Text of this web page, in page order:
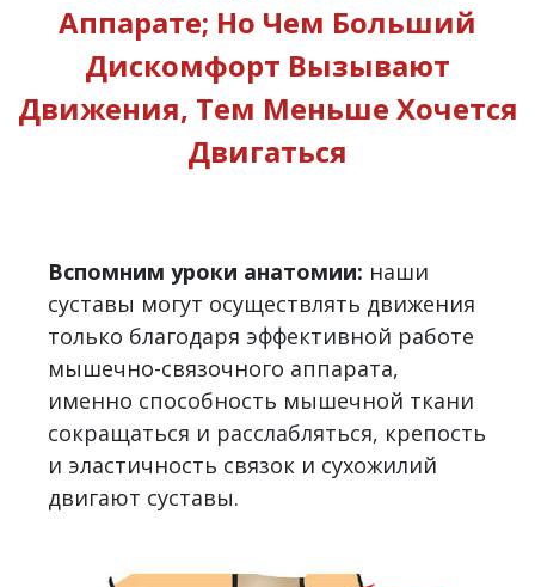
Аппарате; Но Чем Больший
Дискомфорт Вызывают
Движения, Тем Меньше Хочется
Двигаться
Вспомним уроки анатомии: наши
суставы могут осуществлять движения
только благодаря эффективной работе
мышечно-связочного аппарата,
именно способность мышечной ткани
сокращаться и расслабляться, крепость
и эластичность связок и сухожилий
двигают суставы.